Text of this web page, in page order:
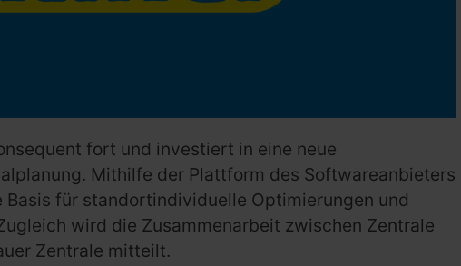
fort und investiert in eine neue
Mithilfe der Plattform des Softwareanbieters
für standortindividuelle Optimierungen und
wird die Zusammenarbeit zwischen Zentrale
Zentrale mitteilt.